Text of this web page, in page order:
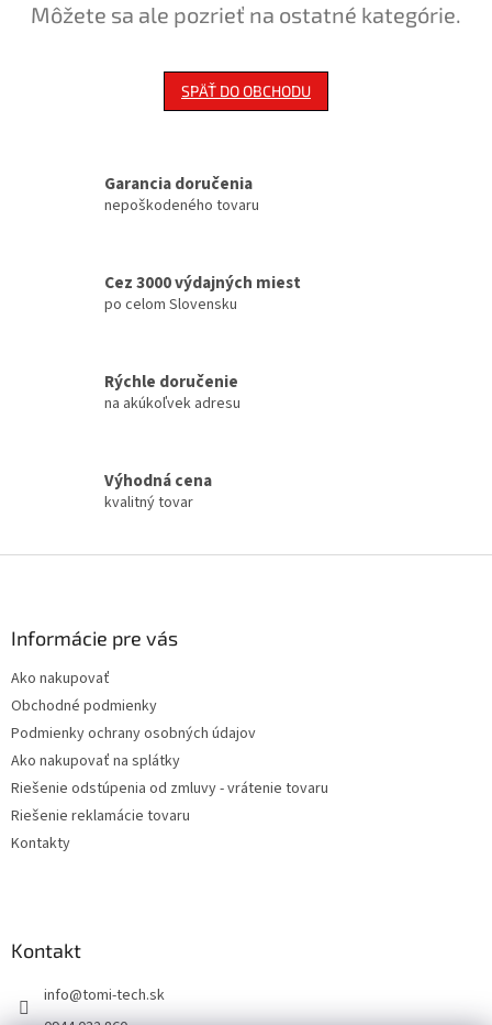
Môžete sa ale pozrieť na ostatné kategórie.
SPÄŤ DO OBCHODU
Garancia doručenia
nepoškodeného tovaru
Cez 3000 výdajných miest
po celom Slovensku
Rýchle doručenie
na akúkoľvek adresu
Výhodná cena
kvalitný tovar
Informácie pre vás
Ako nakupovať
Obchodné podmienky
Podmienky ochrany osobných údajov
Ako nakupovať na splátky
Riešenie odstúpenia od zmluvy - vrátenie tovaru
Riešenie reklamácie tovaru
Kontakty
Kontakt
info@tomi-tech.sk